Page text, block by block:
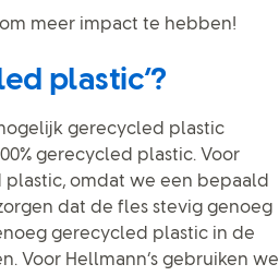
meer impact te hebben!
plastic’?
gerecycled plastic
gerecycled plastic. Voor
omdat we een bepaald
dat de fles stevig genoeg
gerecycled plastic in de
Voor Hellmann’s gebruiken we